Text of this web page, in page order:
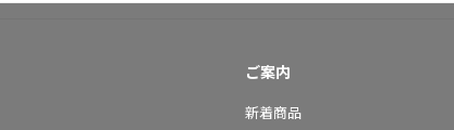
ご案内
新着商品